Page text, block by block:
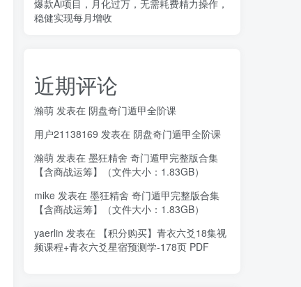
爆款Ai项目，月化过万，无需耗费精力操作，
稳健实现每月增收
近期评论
瀚萌 发表在 阴盘奇门遁甲全阶课
用户21138169 发表在 阴盘奇门遁甲全阶课
瀚萌 发表在 墨狂精舍 奇门遁甲完整版合集
【含商战运筹】（文件大小：1.83GB）
mike 发表在 墨狂精舍 奇门遁甲完整版合集
【含商战运筹】（文件大小：1.83GB）
yaerlin 发表在 【积分购买】青衣六爻18集视
频课程+青衣六爻星宿预测学-178页 PDF